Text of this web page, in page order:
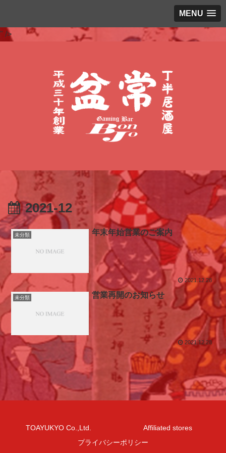
MENU
" />
2021-12
未分類 年末年始営業のご案内
2021.12.28
未分類 営業再開のお知らせ
2021.12.28
TOAYUKYO Co.,Ltd.
Affiliated stores
プライバシーポリシー